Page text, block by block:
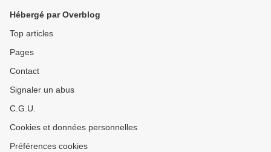
Hébergé par Overblog
Top articles
Pages
Contact
Signaler un abus
C.G.U.
Cookies et données personnelles
Préférences cookies